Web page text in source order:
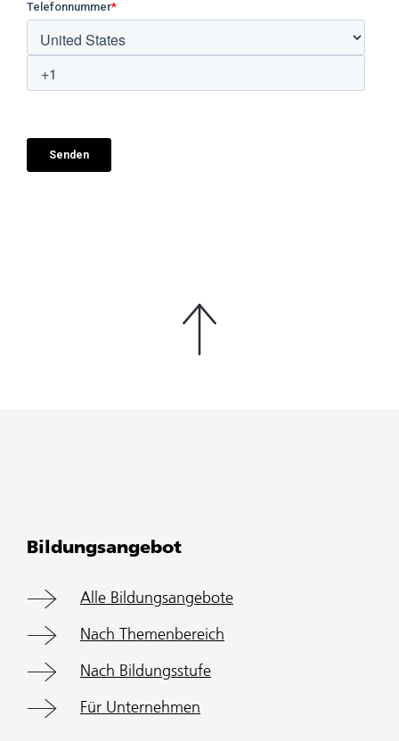
Bildungsangebot
Alle Bildungsangebote
Nach Themenbereich
Nach Bildungsstufe
Für Unternehmen